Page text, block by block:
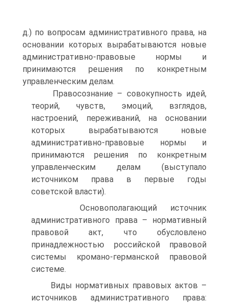
д.) по вопросам административного права, на
основании которых вырабатываются новые
административно-правовые нормы и
принимаются решения по конкретным
управленческим делам.
Правосознание – совокупность идей,
теорий, чувств, эмоций, взглядов,
настроений, переживаний, на основании
которых вырабатываются новые
административно-правовые нормы и
принимаются решения по конкретным
управленческим делам (выступало
источником права в первые годы
советской власти).
Основополагающий источник
административного права – нормативный
правовой акт, что обусловлено
принадлежностью российской правовой
системы кромано-германской правовой
системе.
Виды нормативных правовых актов –
источников административного права: